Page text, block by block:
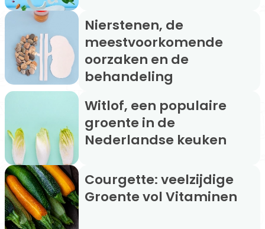
Nierstenen, de
meestvoorkomende
oorzaken en de
behandeling
Witlof, een populaire
groente in de
Nederlandse keuken
Courgette: veelzijdige
Groente vol Vitaminen